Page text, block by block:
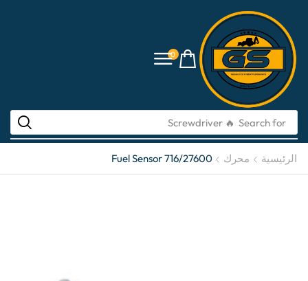
0
Search for
🔥 Screwdriver
الرئيسية محرك Fuel Sensor 716/27600